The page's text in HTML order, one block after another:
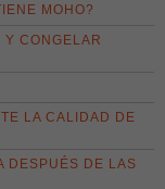
MOHO?
Y CONGELAR
LA CALIDAD DE
DESPUÉS DE LAS